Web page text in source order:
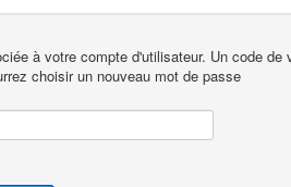
à votre compte d'utilisateur. Un code
choisir un nouveau mot de passe